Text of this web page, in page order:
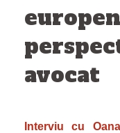
avocat
Interviu cu